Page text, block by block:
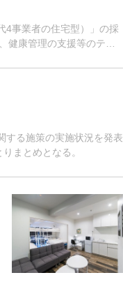
4事業者の住宅型）」の採
康管理の支援等のテー
する施策の実施状況を発表
まとめとなる。